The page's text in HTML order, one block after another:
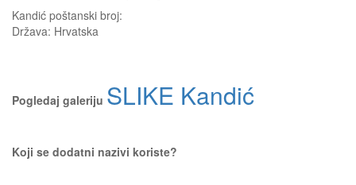
Kandić poštanski broj:
Država: Hrvatska
Pogledaj galeriju SLIKE Kandić
Koji se dodatni nazivi koriste?